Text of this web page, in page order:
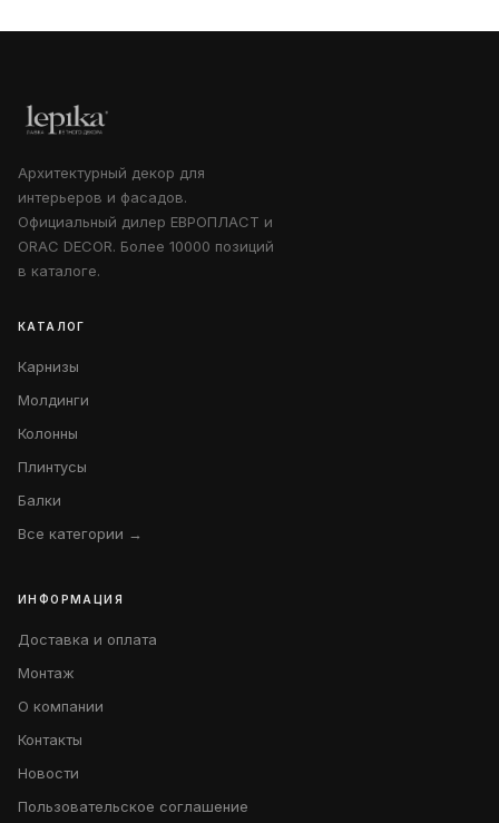
Архитектурный декор для
интерьеров и фасадов.
Официальный дилер ЕВРОПЛАСТ и
ORAC DECOR. Более 10000 позиций
в каталоге.
КАТАЛОГ
Карнизы
Молдинги
Колонны
Плинтусы
Балки
Все категории →
ИНФОРМАЦИЯ
Доставка и оплата
Монтаж
О компании
Контакты
Новости
Пользовательское соглашение